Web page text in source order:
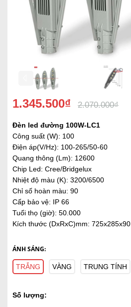
1.345.500₫ 2.070.000₫
Đèn led đường 100W-LC1
Công suất (W): 100
Điện áp(V/Hz): 100-265/50-60
Quang thông (Lm): 12600
Chip Led: Cree/Bridgelux
Nhiệt độ màu (K): 3200/6500
Chỉ số hoàn màu: 90
Cấp bảo vệ: IP 66
Tuổi thọ (giờ): 50.000
Kích thước (DxRxC)mm: 725x285x90
ÁNH SÁNG:
TRẮNG VÀNG TRUNG TÍNH
Số lượng: